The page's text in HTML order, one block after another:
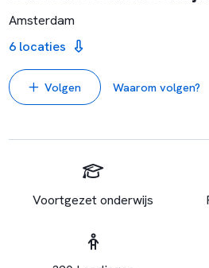
Amsterdam
6 locaties
Volgen Waarom volgen?
Voortgezet onderwijs